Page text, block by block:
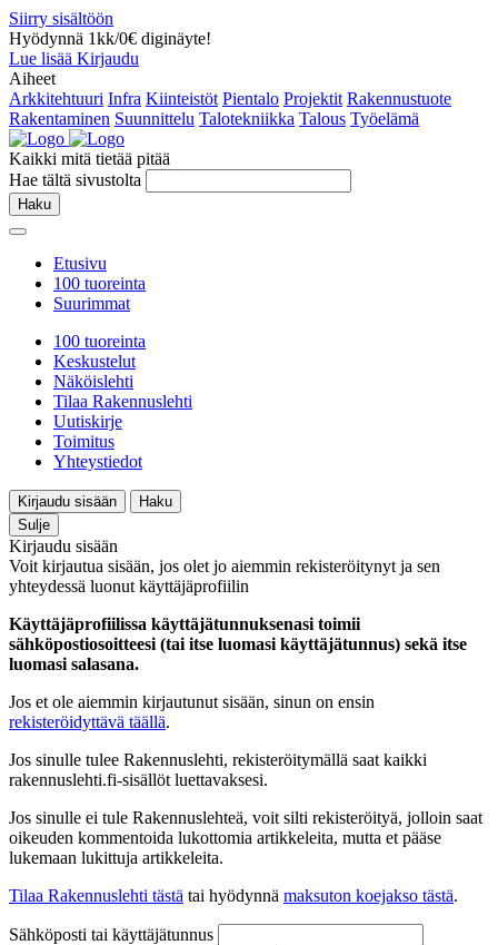
Siirry sisältöön
Hyödynnä 1kk/0€ diginäyte!
Lue lisää Kirjaudu
Aiheet
Arkkitehtuuri Infra Kiinteistöt Pientalo Projektit Rakennustuote
Rakentaminen Suunnittelu Talotekniikka Talous Työelämä
Kaikki mitä tietää pitää
Hae tältä sivustolta
Haku
Etusivu
100 tuoreinta
Suurimmat
100 tuoreinta
Keskustelut
Näköislehti
Tilaa Rakennuslehti
Uutiskirje
Toimitus
Yhteystiedot
Kirjaudu sisään
Haku
Sulje
Kirjaudu sisään
Voit kirjautua sisään, jos olet jo aiemmin rekisteröitynyt ja sen
yhteydessä luonut käyttäjäprofiilin
Käyttäjäprofiilissa käyttäjätunnuksenasi toimii
sähköpostiosoitteesi (tai itse luomasi käyttäjätunnus) sekä itse
luomasi salasana.
Jos et ole aiemmin kirjautunut sisään, sinun on ensin
rekisteröidyttävä täällä.
Jos sinulle tulee Rakennuslehti, rekisteröitymällä saat kaikki
rakennuslehti.fi-sisällöt luettavaksesi.
Jos sinulle ei tule Rakennuslehteä, voit silti rekisteröityä, jolloin saat
oikeuden kommentoida lukottomia artikkeleita, mutta et pääse
lukemaan lukittuja artikkeleita.
Tilaa Rakennuslehti tästä tai hyödynnä maksuton koejakso tästä.
Sähköposti tai käyttäjätunnus